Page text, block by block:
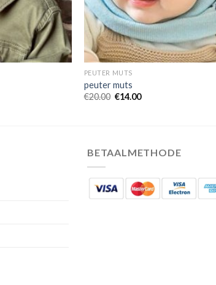
PEUTER MUTS
peuter muts
€20.00 €14.00
BETAALMETHODE